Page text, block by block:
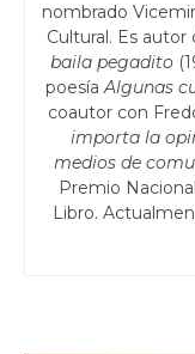
nombrado
Cultural. Es
baila pegadito
poesíaAlgunas
coautor con
importa la
medios de
Premio
Libro.